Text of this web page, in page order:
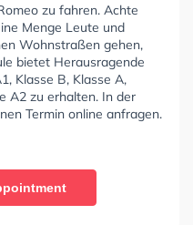
zu fahren. Achte
Menge Leute und
Wohnstraßen gehen,
bietet Herausragende
Klasse B, Klasse A,
A2 zu erhalten. In der
Termin online anfragen.